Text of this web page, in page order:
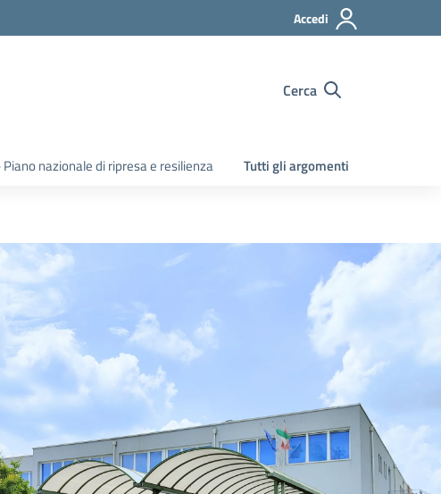
Accedi
Cerca
Piano nazionale di ripresa e resilienza Tutti gli argomenti